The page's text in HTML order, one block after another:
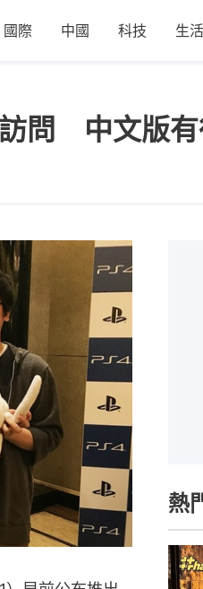
國際 中國 科技 生活
訪問 中文版
熱